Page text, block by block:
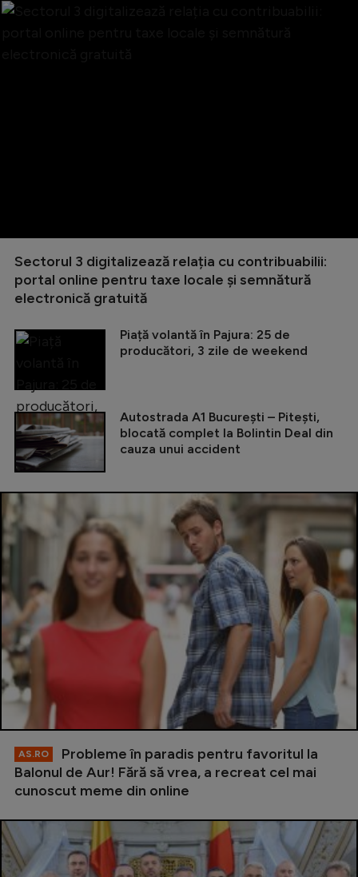
Sectorul 3 digitalizează relația cu contribuabilii:
portal online pentru taxe locale și semnătură
electronică gratuită
Piață volantă în Pajura: 25 de
producători, 3 zile de weekend
Autostrada A1 București – Pitești,
blocată complet la Bolintin Deal din
cauza unui accident
AS.RO
Probleme în paradis pentru favoritul la
Balonul de Aur! Fără să vrea, a recreat cel mai
cunoscut meme din online